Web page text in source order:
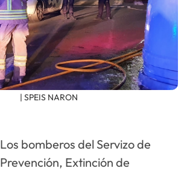
| SPEIS NARON
Los bomberos del Servizo de
Prevención, Extinción de